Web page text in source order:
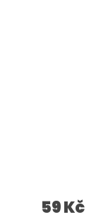
59 Kč